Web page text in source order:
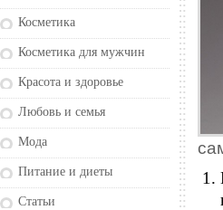
Косметика
Косметика для мужчин
Красота и здоровье
Любовь и семья
Мода
Питание и диеты
Статьи